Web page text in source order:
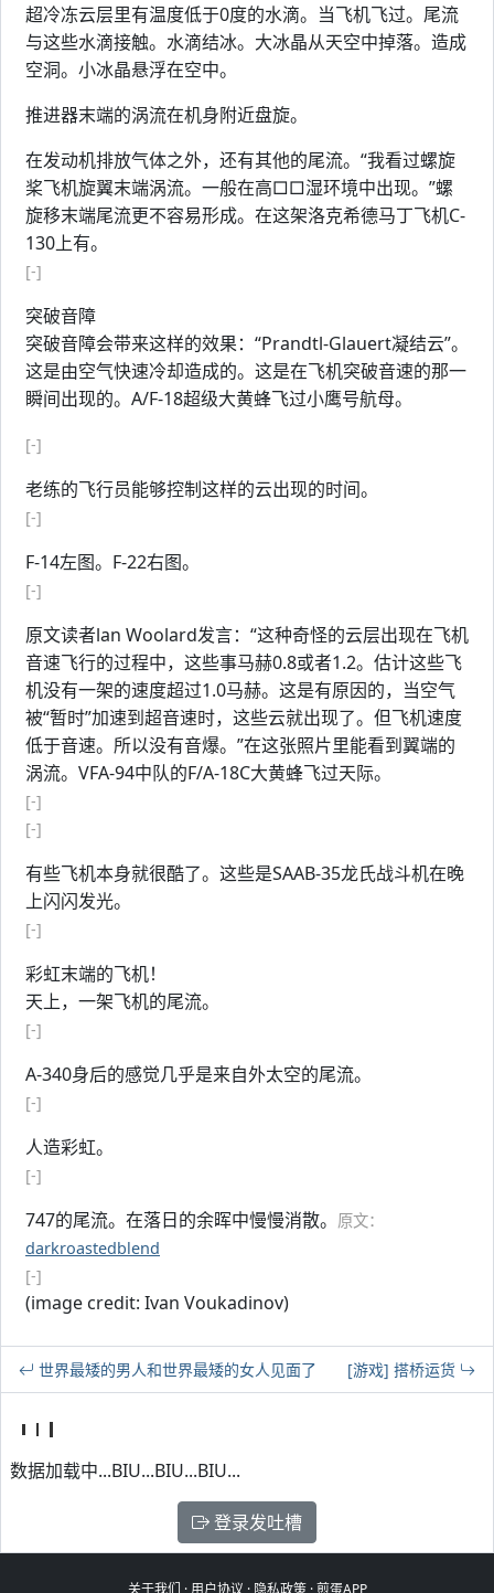
超冷冻云层里有温度低于0度的水滴。当飞机飞过。尾流
与这些水滴接触。水滴结冰。大冰晶从天空中掉落。造成
空洞。小冰晶悬浮在空中。
推进器末端的涡流在机身附近盘旋。
在发动机排放气体之外，还有其他的尾流。“我看过螺旋
桨飞机旋翼末端涡流。一般在高□□湿环境中出现。”螺
旋移末端尾流更不容易形成。在这架洛克希德马丁飞机C-
130上有。
[-]
突破音障
突破音障会带来这样的效果：“Prandtl-Glauert凝结云”。
这是由空气快速冷却造成的。这是在飞机突破音速的那一
瞬间出现的。A/F-18超级大黄蜂飞过小鹰号航母。
[-]
老练的飞行员能够控制这样的云出现的时间。
[-]
F-14左图。F-22右图。
[-]
原文读者lan Woolard发言：“这种奇怪的云层出现在飞机
音速飞行的过程中，这些事马赫0.8或者1.2。估计这些飞
机没有一架的速度超过1.0马赫。这是有原因的，当空气
被“暂时”加速到超音速时，这些云就出现了。但飞机速度
低于音速。所以没有音爆。”在这张照片里能看到翼端的
涡流。VFA-94中队的F/A-18C大黄蜂飞过天际。
[-]
[-]
有些飞机本身就很酷了。这些是SAAB-35龙氏战斗机在晚
上闪闪发光。
[-]
彩虹末端的飞机！
天上，一架飞机的尾流。
[-]
A-340身后的感觉几乎是来自外太空的尾流。
[-]
人造彩虹。
[-]
747的尾流。在落日的余晖中慢慢消散。 原文：
darkroastedblend
[-]
(image credit: Ivan Voukadinov)
世界最矮的男人和世界最矮的女人见面了 [游戏] 搭桥运货
数据加载中...BIU...BIU...BIU...
登录发吐槽
关于我们 · 用户协议 · 隐私政策·煎蛋APP